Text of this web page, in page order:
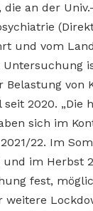
die an der
und vom
Belastung von
2020. „Die
sich im
22. Im
und im Herbst
fest,
weitere